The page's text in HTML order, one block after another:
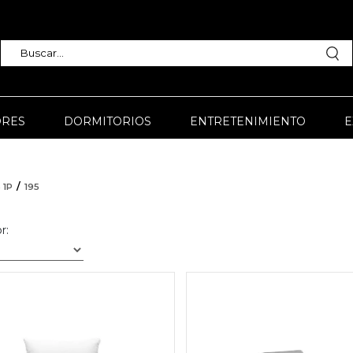
DORMITORIOS ENTRETENIMIENTO
195